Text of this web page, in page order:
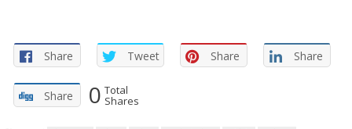
Share Tweet Share Share
Share 0 Total
Shares